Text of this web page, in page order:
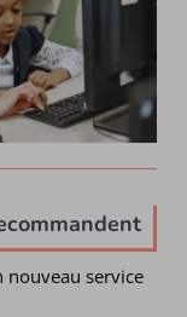
nouveau service